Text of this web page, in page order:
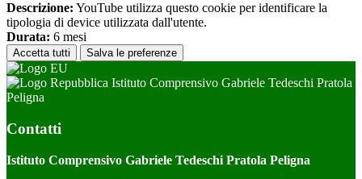
Descrizione: YouTube utilizza questo cookie per identificare la
tipologia di device utilizzata dall'utente.
Durata: 6 mesi
Accetta tutti Salva le preferenze
Istituto Comprensivo Gabriele Tedeschi Pratola
Peligna
Contatti
Istituto Comprensivo Gabriele Tedeschi Pratola Peligna